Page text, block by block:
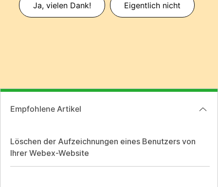
Ja, vielen Dank! Eigentlich nicht
Empfohlene Artikel
Löschen der Aufzeichnungen eines Benutzers von
Ihrer Webex-Website